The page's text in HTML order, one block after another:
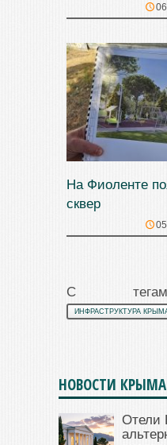
На Фиоленте
сквер
С
ИНФРАСТРУКТУРА
НОВОСТИ
Отели